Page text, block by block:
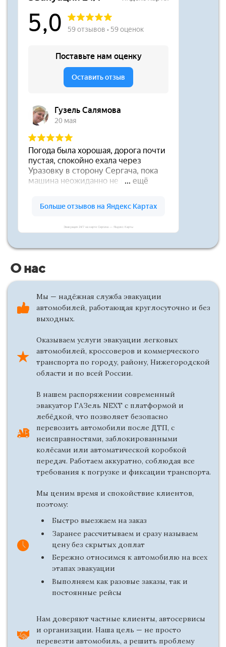
Эвакуация 24/7 на карте Сергача — Яндекс Карты
О нас
Мы — надёжная служба эвакуации
автомобилей, работающая круглосуточно и без
выходных.
Оказываем услуги эвакуации легковых
автомобилей, кроссоверов и коммерческого
транспорта по городу, району, Нижегородской
области и по всей России.
В нашем распоряжении современный
эвакуатор ГАЗель NEXT с платформой и
лебёдкой, что позволяет безопасно
перевозить автомобили после ДТП, с
неисправностями, заблокированными
колёсами или автоматической коробкой
передач. Работаем аккуратно, соблюдая все
требования к погрузке и фиксации транспорта.
Мы ценим время и спокойствие клиентов,
поэтому:
Быстро выезжаем на заказ
Заранее рассчитываем и сразу называем
цену без скрытых доплат
Бережно относимся к автомобилю на всех
этапах эвакуации
Выполняем как разовые заказы, так и
постоянные рейсы
Нам доверяют частные клиенты, автосервисы
и организации. Наша цель — не просто
перевезти автомобиль, а решить проблему